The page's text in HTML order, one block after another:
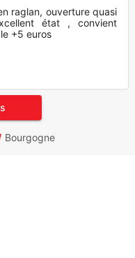
raglan, ouverture quasi
état , convient
+5 euros
Bourgogne